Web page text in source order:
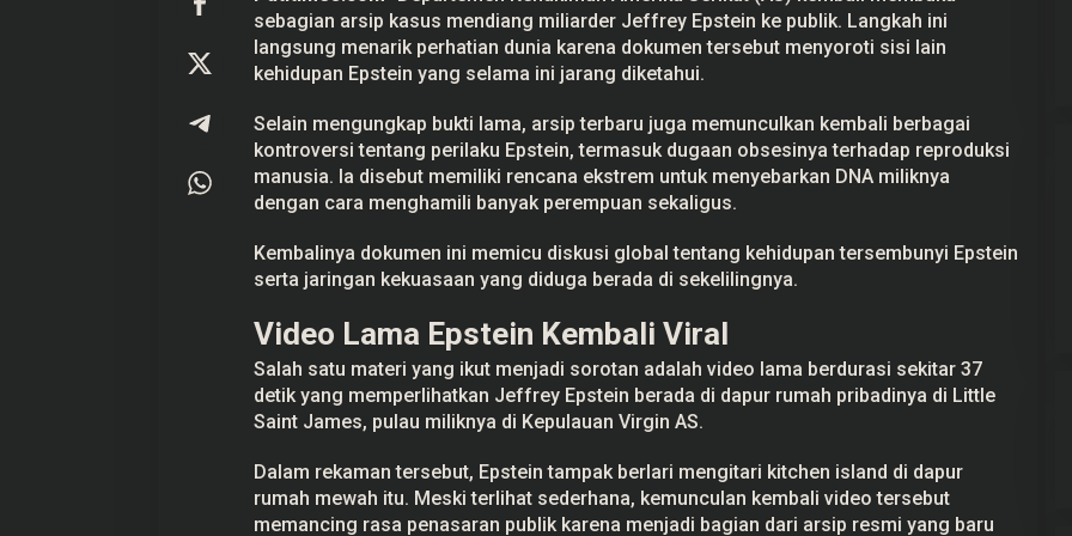
e
p
r
o
k
s
i
d
a
n
e
c
a
e
b
a
r
a
n
D
N
sebagian arsip kasus mendiang miliarder JeffreyEpstein ke publik. Langkah ini
langsung menarik perhatian dunia karena dokumen tersebut menyoroti sisi lain
kehidupan Epstein yang selama ini jarang diketahui.
Selain mengungkap bukti lama, arsip terbaru juga memunculkan kembali berbagai
kontroversi tentang perilaku Epstein, termasuk dugaan obsesinya terhadap reproduksi
manusia. Ia disebut memiliki rencana ekstrem untuk menyebarkan DNA miliknya
dengan cara menghamili banyak perempuan sekaligus.
Kembalinya dokumen ini memicu diskusi global tentang kehidupan tersembunyi Epstein
serta jaringan kekuasaan yang diduga berada di sekelilingnya.
Video Lama Epstein Kembali Viral
Salah satu materi yang ikut menjadi sorotan adalah video lama berdurasi sekitar 37
detik yang memperlihatkan Jeffrey Epstein berada di dapur rumah pribadinya di Little
Saint James, pulau miliknya di Kepulauan Virgin AS.
Dalam rekaman tersebut, Epstein tampak berlari mengitari kitchen island di dapur
rumah mewah itu. Meski terlihat sederhana, kemunculan kembali video tersebut
memancing rasa penasaran publik karena menjadi bagian dari arsip resmi yang baru
Pemuda Wonogiri Peras Remaja 14
Tahun dengan Video Persetubuhan,